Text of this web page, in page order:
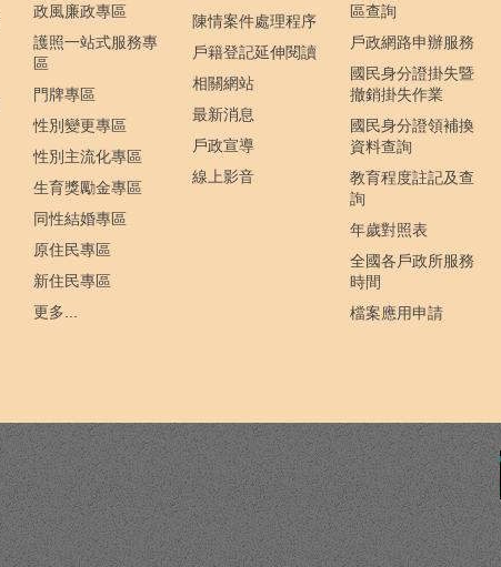
政風廉政專區
護照一站式服務專
區
門牌專區
性別變更專區
性別主流化專區
生育獎勵金專區
同性結婚專區
原住民專區
新住民專區
更多...
陳情案件處理程序
戶籍登記延伸閱讀
相關網站
最新消息
戶政宣導
線上影音
區查詢
戶政網路申辦服務
國民身分證掛失暨
撤銷掛失作業
國民身分證領補換
資料查詢
教育程度註記及查
詢
年歲對照表
全國各戶政所服務
時間
檔案應用申請